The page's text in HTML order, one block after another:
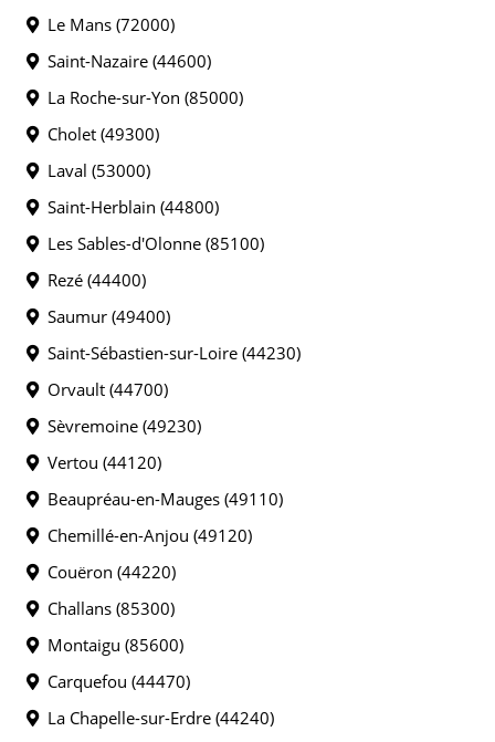
Le Mans (72000)
Saint-Nazaire (44600)
La Roche-sur-Yon (85000)
Cholet (49300)
Laval (53000)
Saint-Herblain (44800)
Les Sables-d'Olonne (85100)
Rezé (44400)
Saumur (49400)
Saint-Sébastien-sur-Loire (44230)
Orvault (44700)
Sèvremoine (49230)
Vertou (44120)
Beaupréau-en-Mauges (49110)
Chemillé-en-Anjou (49120)
Couëron (44220)
Challans (85300)
Montaigu (85600)
Carquefou (44470)
La Chapelle-sur-Erdre (44240)